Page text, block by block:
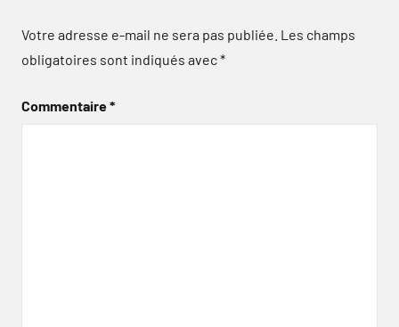
Votre adresse e-mail ne sera pas publiée. Les champs
obligatoires sont indiqués avec*
Commentaire*